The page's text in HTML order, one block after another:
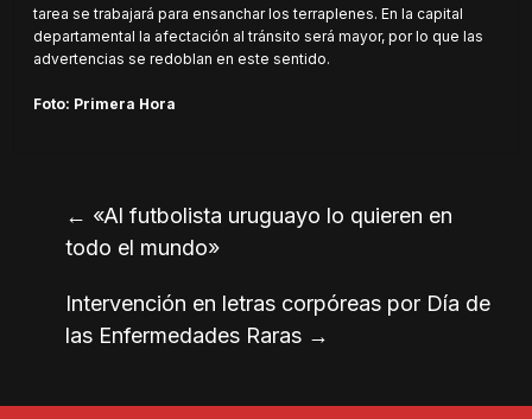
tarea se trabajará para ensanchar los terraplenes. En la capital
departamental la afectación al tránsito será mayor, por lo que las
advertencias se redoblan en este sentido.
Foto: Primera Hora
← «Al futbolista uruguayo lo quieren en
todo el mundo»
Intervención en letras corpóreas por Día de
las Enfermedades Raras →